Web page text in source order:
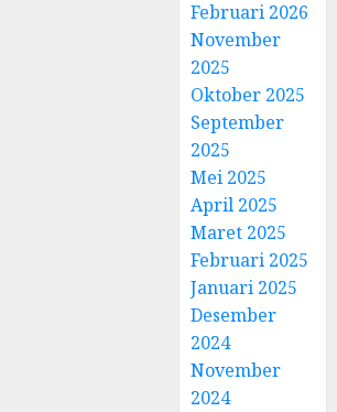
Februari 2026
November
2025
Oktober 2025
September
2025
Mei 2025
April 2025
Maret 2025
Februari 2025
Januari 2025
Desember
2024
November
2024